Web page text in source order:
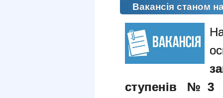
Вакансія станом
ступенів №3